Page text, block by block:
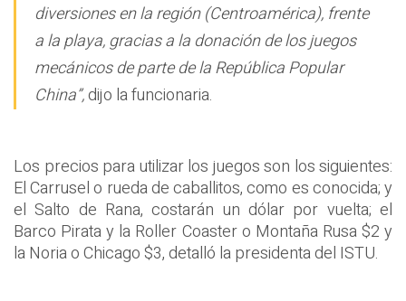
diversiones en la región (Centroamérica), frente
a la playa, gracias a la donación de los juegos
mecánicos de parte de la República Popular
China”,dijo la funcionaria.
Los precios para utilizar los juegos son los siguientes:
El Carrusel o rueda de caballitos, como es conocida; y
el Salto de Rana, costarán un dólar por vuelta; el
Barco Pirata y la Roller Coaster o Montaña Rusa $2 y
la Noria o Chicago $3, detalló la presidenta del ISTU.